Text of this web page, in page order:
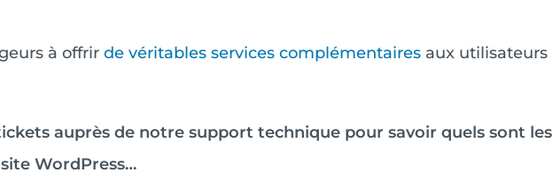
à offrir de véritables services complémentairesaux utilisateurs
auprès de notre support technique pour savoir quels sont les
WordPress…